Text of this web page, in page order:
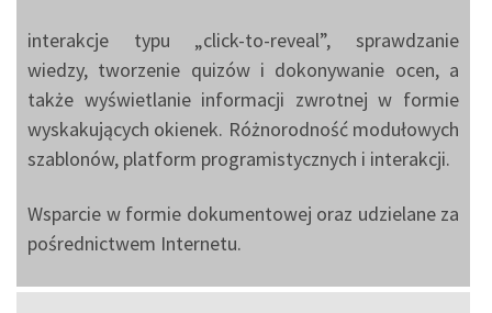
interakcje typu „click-to-reveal”, sprawdzanie
wiedzy, tworzenie quizów i dokonywanie ocen, a
także wyświetlanie informacji zwrotnej w formie
wyskakujących okienek. Różnorodność modułowych
szablonów, platform programistycznych i interakcji.
Wsparcie w formie dokumentowej oraz udzielane za
pośrednictwem Internetu.